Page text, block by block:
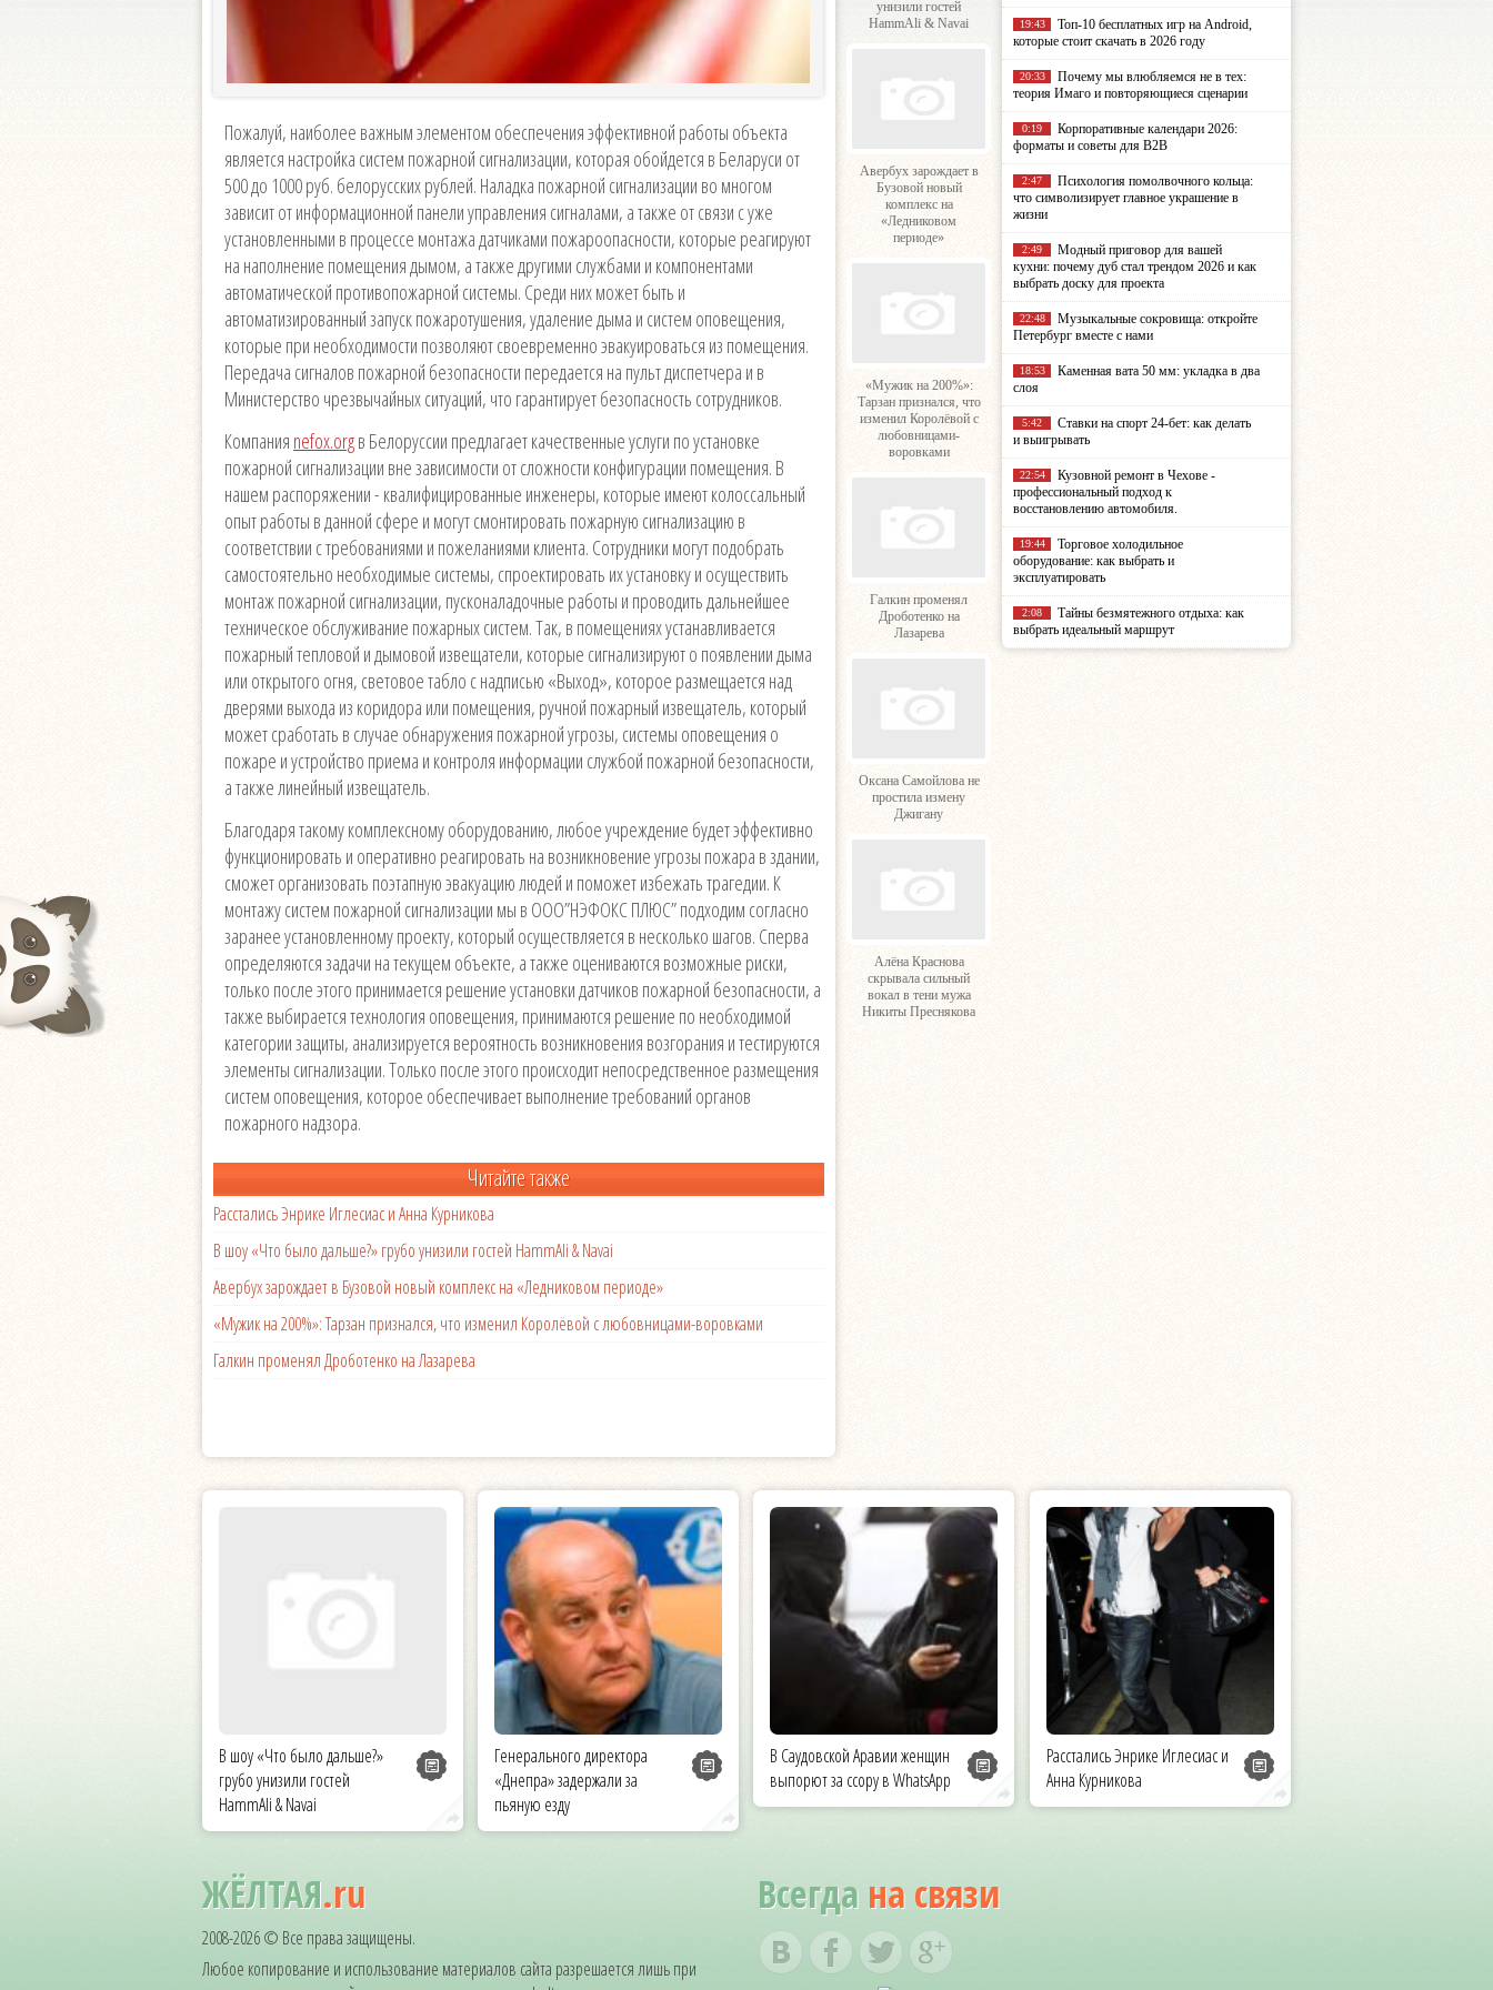
Пожалуй, наиболее важным элементом обеспечения эффективной работы объекта
является настройка систем пожарной сигнализации, которая обойдется в Беларуси от
500 до 1000 руб. белорусских рублей. Наладка пожарной сигнализации во многом
зависит от информационной панели управления сигналами, а также от связи с уже
установленными в процессе монтажа датчиками пожароопасности, которые реагируют
на наполнение помещения дымом, а также другими службами и компонентами
автоматической противопожарной системы. Среди них может быть и
автоматизированный запуск пожаротушения, удаление дыма и систем оповещения,
которые при необходимости позволяют своевременно эвакуироваться из помещения.
Передача сигналов пожарной безопасности передается на пульт диспетчера и в
Министерство чрезвычайных ситуаций, что гарантирует безопасность сотрудников.
Компания nefox.orgв Белоруссии предлагает качественные услуги по установке
пожарной сигнализации вне зависимости от сложности конфигурации помещения. В
нашем распоряжении - квалифицированные инженеры, которые имеют колоссальный
опыт работы в данной сфере и могут смонтировать пожарную сигнализацию в
соответствии с требованиями и пожеланиями клиента. Сотрудники могут подобрать
самостоятельно необходимые системы, спроектировать их установку и осуществить
монтаж пожарной сигнализации, пусконаладочные работы и проводить дальнейшее
техническое обслуживание пожарных систем. Так, в помещениях устанавливается
пожарный тепловой и дымовой извещатели, которые сигнализируют о появлении дыма
или открытого огня, световое табло с надписью «Выход», которое размещается над
дверями выхода из коридора или помещения, ручной пожарный извещатель, который
может сработать в случае обнаружения пожарной угрозы, системы оповещения о
пожаре и устройство приема и контроля информации службой пожарной безопасности,
а также линейный извещатель.
Благодаря такому комплексному оборудованию, любое учреждение будет эффективно
функционировать и оперативно реагировать на возникновение угрозы пожара в здании,
сможет организовать поэтапную эвакуацию людей и поможет избежать трагедии. К
монтажу систем пожарной сигнализации мы в ООО”НЭФОКС ПЛЮС” подходим согласно
заранее установленному проекту, который осуществляется в несколько шагов. Сперва
определяются задачи на текущем объекте, а также оцениваются возможные риски,
только после этого принимается решение установки датчиков пожарной безопасности, а
также выбирается технология оповещения, принимаются решение по необходимой
категории защиты, анализируется вероятность возникновения возгорания и тестируются
элементы сигнализации. Только после этого происходит непосредственное размещения
систем оповещения, которое обеспечивает выполнение требований органов
пожарного надзора.
Читайте также
Расстались Энрике Иглесиас и Анна Курникова
В шоу «Что было дальше?» грубо унизили гостей HammAli & Navai
Авербух зарождает в Бузовой новый комплекс на «Ледниковом периоде»
«Мужик на 200%»: Тарзан признался, что изменил Королёвой с любовницами-воровками
Галкин променял Дроботенко на Лазарева
унизили гостей
HammAli & Navai
Авербух зарождает в
Бузовой новый
комплекс на
«Ледниковом
периоде»
«Мужик на 200%»:
Тарзан признался, что
изменил Королёвой с
любовницами-
воровками
Галкин променял
Дроботенко на
Лазарева
Оксана Самойлова не
простила измену
Джигану
Алёна Краснова
скрывала сильный
вокал в тени мужа
Никиты Преснякова
19:43
Топ-10 бесплатных игр на Android,
которые стоит скачать в 2026 году
20:33
Почему мы влюбляемся не в тех:
теория Имаго и повторяющиеся сценарии
0:19
Корпоративные календари 2026:
форматы и советы для B2B
2:47
Психология помолвочного кольца:
что символизирует главное украшение в
жизни
2:49
Модный приговор для вашей
кухни: почему дуб стал трендом 2026 и как
выбрать доску для проекта
22:48
Музыкальные сокровища: откройте
Петербург вместе с нами
18:53
Каменная вата 50 мм: укладка в два
слоя
5:42
Ставки на спорт 24-бет: как делать
и выигрывать
22:54
Кузовной ремонт в Чехове -
профессиональный подход к
восстановлению автомобиля.
19:44
Торговое холодильное
оборудование: как выбрать и
эксплуатировать
2:08
Тайны безмятежного отдыха: как
выбрать идеальный маршрут
В шоу «Что было дальше?»
грубо унизили гостей
HammAli & Navai
Генерального директора
«Днепра» задержали за
пьяную езду
В Саудовской Аравии женщин
выпорют за ссору в WhatsApp
Расстались Энрике Иглесиас и
Анна Курникова
ЖЁЛТАЯ.ru
2008-2026 © Все права защищены.
Любое копирование и использование материалов сайта разрешается лишь при
Всегда на связи